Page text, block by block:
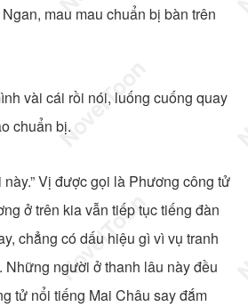
mau mau chuẩn bị bàn trên
vài cái rồi nói, luống cuống quay
chuẩn bị.
này.” Vị được gọi là Phương công tử
ở trên kia vẫn tiếp tục tiếng đàn
chẳng có dấu hiệu gì vì vụ tranh
người ở thanh lâu này đều
tử nổi tiếng Mai Châu say đắm